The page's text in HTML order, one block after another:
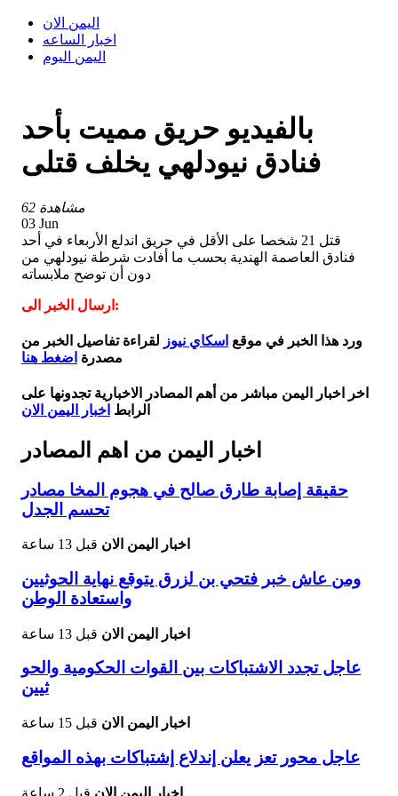
اليمن الان
اخبار الساعه
اليمن اليوم
بالفيديو حريق مميت بأحد
فنادق نيودلهي يخلف قتلى
62 مشاهدة
03 Jun
قتل 21 شخصا على الأقل في حريق اندلع الأربعاء في أحد
فنادق العاصمة الهندية بحسب ما أفادت شرطة نيودلهي من
دون أن توضح ملابساته
ارسال الخبر الى:
ورد هذا الخبر في موقع اسكاي نيوز لقراءة تفاصيل الخبر من
مصدرة اضغط هنا
اخر اخبار اليمن مباشر من أهم المصادر الاخبارية تجدونها على
الرابط اخبار اليمن الان
اخبار اليمن من اهم المصادر
حقيقة إصابة طارق صالح في هجوم المخا مصادر
تحسم الجدل
اخبار اليمن الان قبل 13 ساعة
ومن عاش خبر فتحي بن لزرق يتوقع نهاية الحوثيين
واستعادة الوطن
اخبار اليمن الان قبل 13 ساعة
عاجل تجدد الاشتباكات بين القوات الحكومية والحو
ثيين
اخبار اليمن الان قبل 15 ساعة
عاجل محور تعز يعلن إندلاع إشتباكات بهذه المواقع
اخبار اليمن الان قبل 2 ساعة